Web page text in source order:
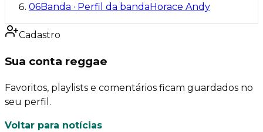
06Banda · Perfil da bandaHorace Andy
Cadastro
Sua conta reggae
Favoritos, playlists e comentários ficam guardados no
seu perfil.
Voltar para notícias